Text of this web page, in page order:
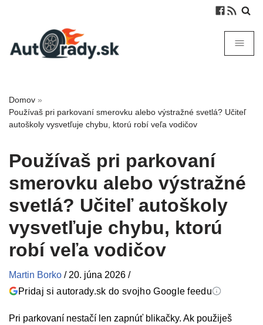
Domov »
Používaš pri parkovaní smerovku alebo výstražné svetlá? Učiteľ
autoškoly vysvetľuje chybu, ktorú robí veľa vodičov
Používaš pri parkovaní
smerovku alebo výstražné
svetlá? Učiteľ autoškoly
vysvetľuje chybu, ktorú
robí veľa vodičov
Martin Borko / 20. júna 2026 /
Pridaj si autorady.sk do svojho Google feedu
Pri parkovaní nestačí len zapnúť blikačky. Ak použiješ